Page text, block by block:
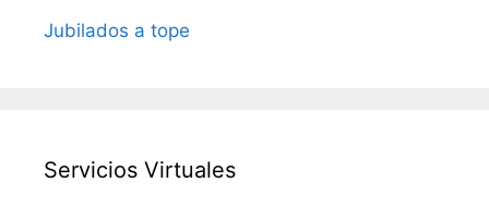
Jubilados a tope
Servicios Virtuales